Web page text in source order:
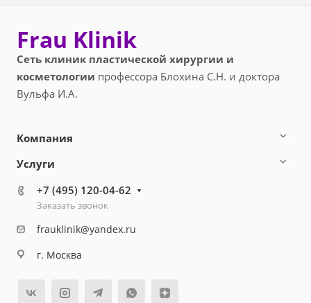
Frau Klinik
Сеть клиник пластической хирургии и
косметологии профессора Блохина С.Н. и доктора
Вульфа И.А.
Компания
Услуги
+7 (495) 120-04-62
Заказать звонок
frauklinik@yandex.ru
г. Москва